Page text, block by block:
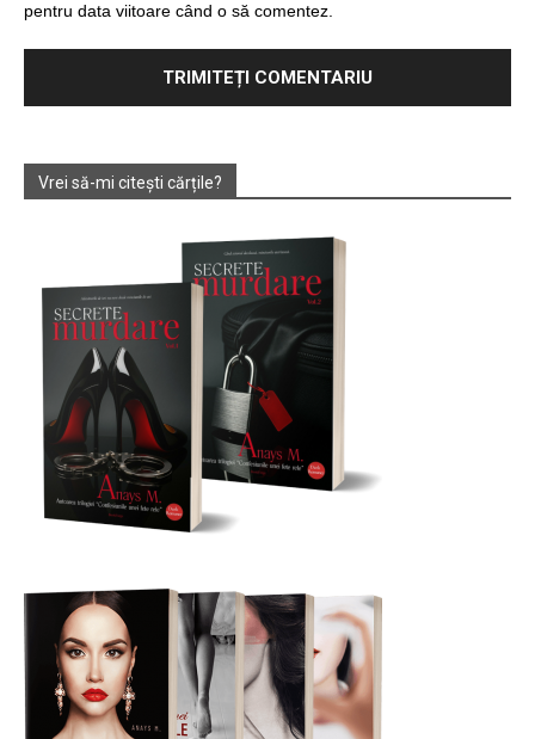
pentru data viitoare când o să comentez.
Vrei să-mi citești cărțile?